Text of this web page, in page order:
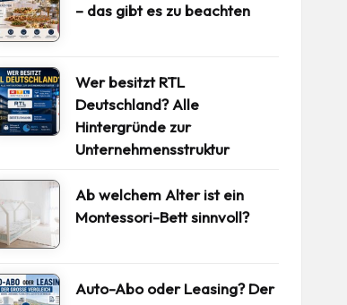
– das gibt es zu beachten
Wer besitzt RTL
Deutschland? Alle
Hintergründe zur
Unternehmensstruktur
Ab welchem Alter ist ein
Montessori-Bett sinnvoll?
Auto-Abo oder Leasing? Der